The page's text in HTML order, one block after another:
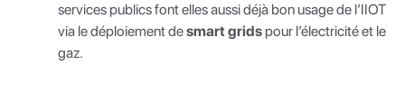
services publics font elles aussi déjà bon usage de l’IIOT
via le déploiement desmart grids pour l’électricité et le
gaz.